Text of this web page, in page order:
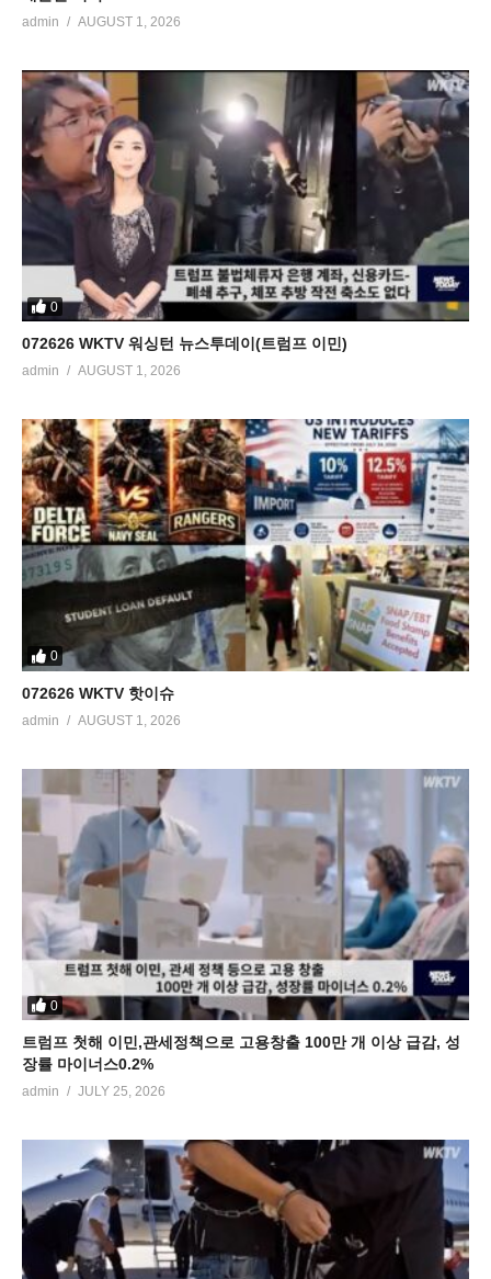
admin AUGUST 1, 2026
0
072626 WKTV 워싱턴 뉴스투데이(트럼프 이민)
admin AUGUST 1, 2026
0
072626 WKTV 핫이슈
admin AUGUST 1, 2026
0
트럼프 첫해 이민,관세정책으로 고용창출 100만 개 이상 급감, 성
장률 마이너스0.2%
admin JULY 25, 2026